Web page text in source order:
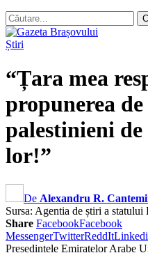
Știri
“Țara mea
propunerea
palestinieni
lor!”
De Alexandru R.
Sursa: Agentia de știri a
Share FacebookFacebook
MessengerTwitterReddIt
Președintele Emiratelor Arabe